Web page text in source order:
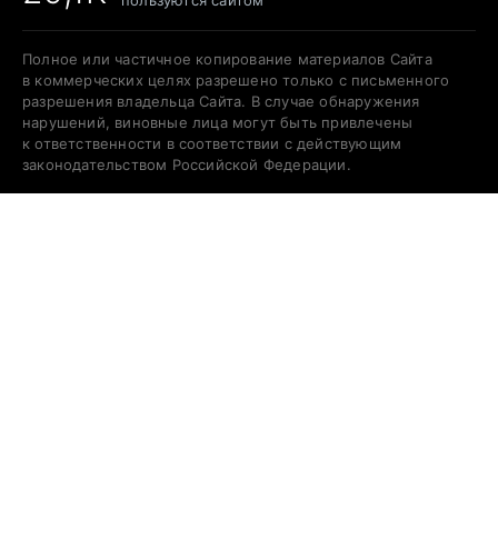
Полное или частичное копирование материалов Сайта
в коммерческих целях разрешено только с письменного
разрешения владельца Сайта. В случае обнаружения
нарушений, виновные лица могут быть привлечены
к ответственности в соответствии с действующим
законодательством Российской Федерации.